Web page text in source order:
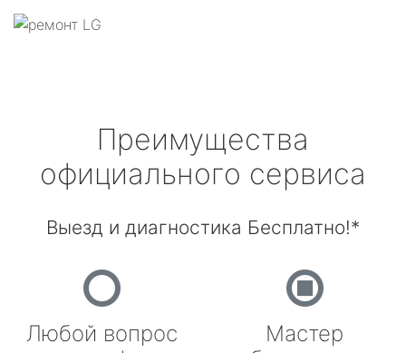
Преимущества
официального сервиса
Выезд и диагностика Бесплатно!*
Любой вопрос
Мастер